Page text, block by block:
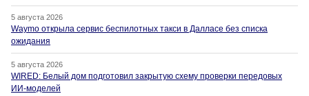
5 августа 2026
Waymo открыла сервис беспилотных такси в Далласе без списка
ожидания
5 августа 2026
WIRED: Белый дом подготовил закрытую схему проверки передовых
ИИ-моделей